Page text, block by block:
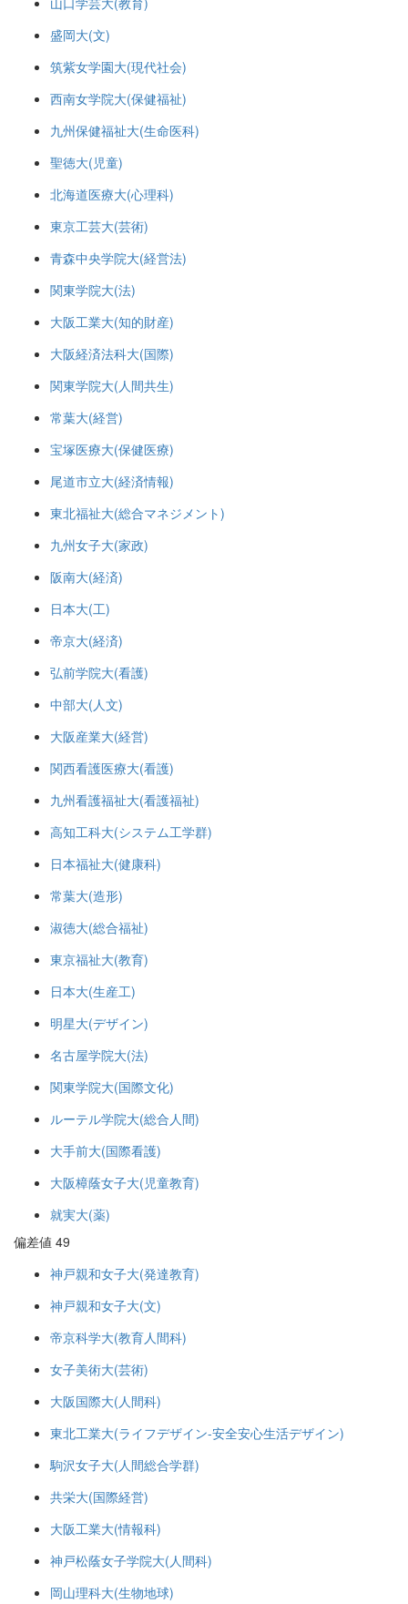
盛岡大(文)
筑紫女学園大(現代社会)
西南女学院大(保健福祉)
九州保健福祉大(生命医科)
聖徳大(児童)
北海道医療大(心理科)
東京工芸大(芸術)
青森中央学院大(経営法)
関東学院大(法)
大阪工業大(知的財産)
大阪経済法科大(国際)
関東学院大(人間共生)
常葉大(経営)
宝塚医療大(保健医療)
尾道市立大(経済情報)
東北福祉大(総合マネジメント)
九州女子大(家政)
阪南大(経済)
日本大(工)
帝京大(経済)
弘前学院大(看護)
中部大(人文)
大阪産業大(経営)
関西看護医療大(看護)
九州看護福祉大(看護福祉)
高知工科大(システム工学群)
日本福祉大(健康科)
常葉大(造形)
淑徳大(総合福祉)
東京福祉大(教育)
日本大(生産工)
明星大(デザイン)
名古屋学院大(法)
関東学院大(国際文化)
ルーテル学院大(総合人間)
大手前大(国際看護)
大阪樟蔭女子大(児童教育)
就実大(薬)
偏差値 49
神戸親和女子大(発達教育)
神戸親和女子大(文)
帝京科学大(教育人間科)
女子美術大(芸術)
大阪国際大(人間科)
東北工業大(ライフデザイン-安全安心生活デザイン)
駒沢女子大(人間総合学群)
共栄大(国際経営)
大阪工業大(情報科)
神戸松蔭女子学院大(人間科)
岡山理科大(生物地球)